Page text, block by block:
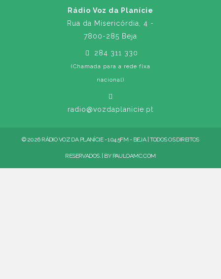
Rádio Voz da Planície
Rua da Misericórdia, 4 -
7800-285 Beja
284 311 330
(Chamada para a rede fixa
nacional)
radio@vozdaplanicie.pt
© 2026 RÁDIO VOZ DA PLANÍCIE - 104.5FM - BEJA | TODOS OS DIREITOS
RESERVADOS. | BY PAULOAMC.COM